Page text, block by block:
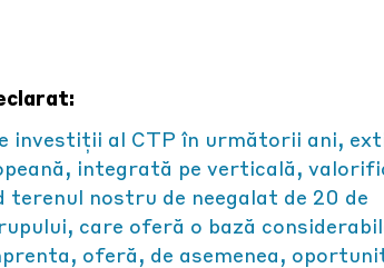
investiții al CTP în următorii ani,
integrată pe verticală,
nostru de neegalat de 20 de
care oferă o bază
oferă, de asemenea,